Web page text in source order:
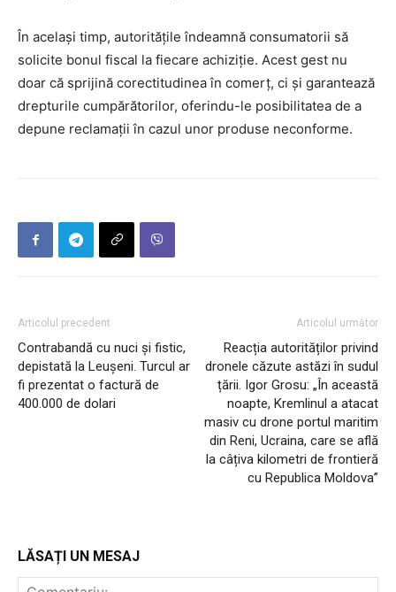
În același timp, autoritățile îndeamnă consumatorii să
solicite bonul fiscal la fiecare achiziție. Acest gest nu
doar că sprijină corectitudinea în comerț, ci și garantează
drepturile cumpărătorilor, oferindu-le posibilitatea de a
depune reclamații în cazul unor produse neconforme.
Articolul precedent
Contrabandă cu nuci și fistic,
depistată la Leușeni. Turcul ar
fi prezentat o factură de
400.000 de dolari
Articolul următor
Reacția autorităților privind
dronele căzute astăzi în sudul
țării. Igor Grosu: „În această
noapte, Kremlinul a atacat
masiv cu drone portul maritim
din Reni, Ucraina, care se află
la câțiva kilometri de frontieră
cu Republica Moldova”
LĂSAȚI UN MESAJ